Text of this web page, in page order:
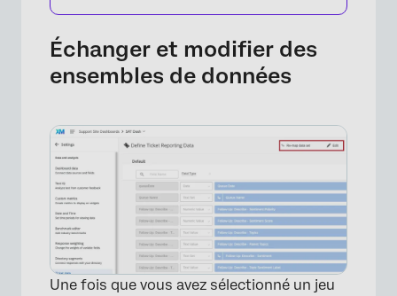
Échanger et modifier des
ensembles de données
Une fois que vous avez sélectionné un jeu